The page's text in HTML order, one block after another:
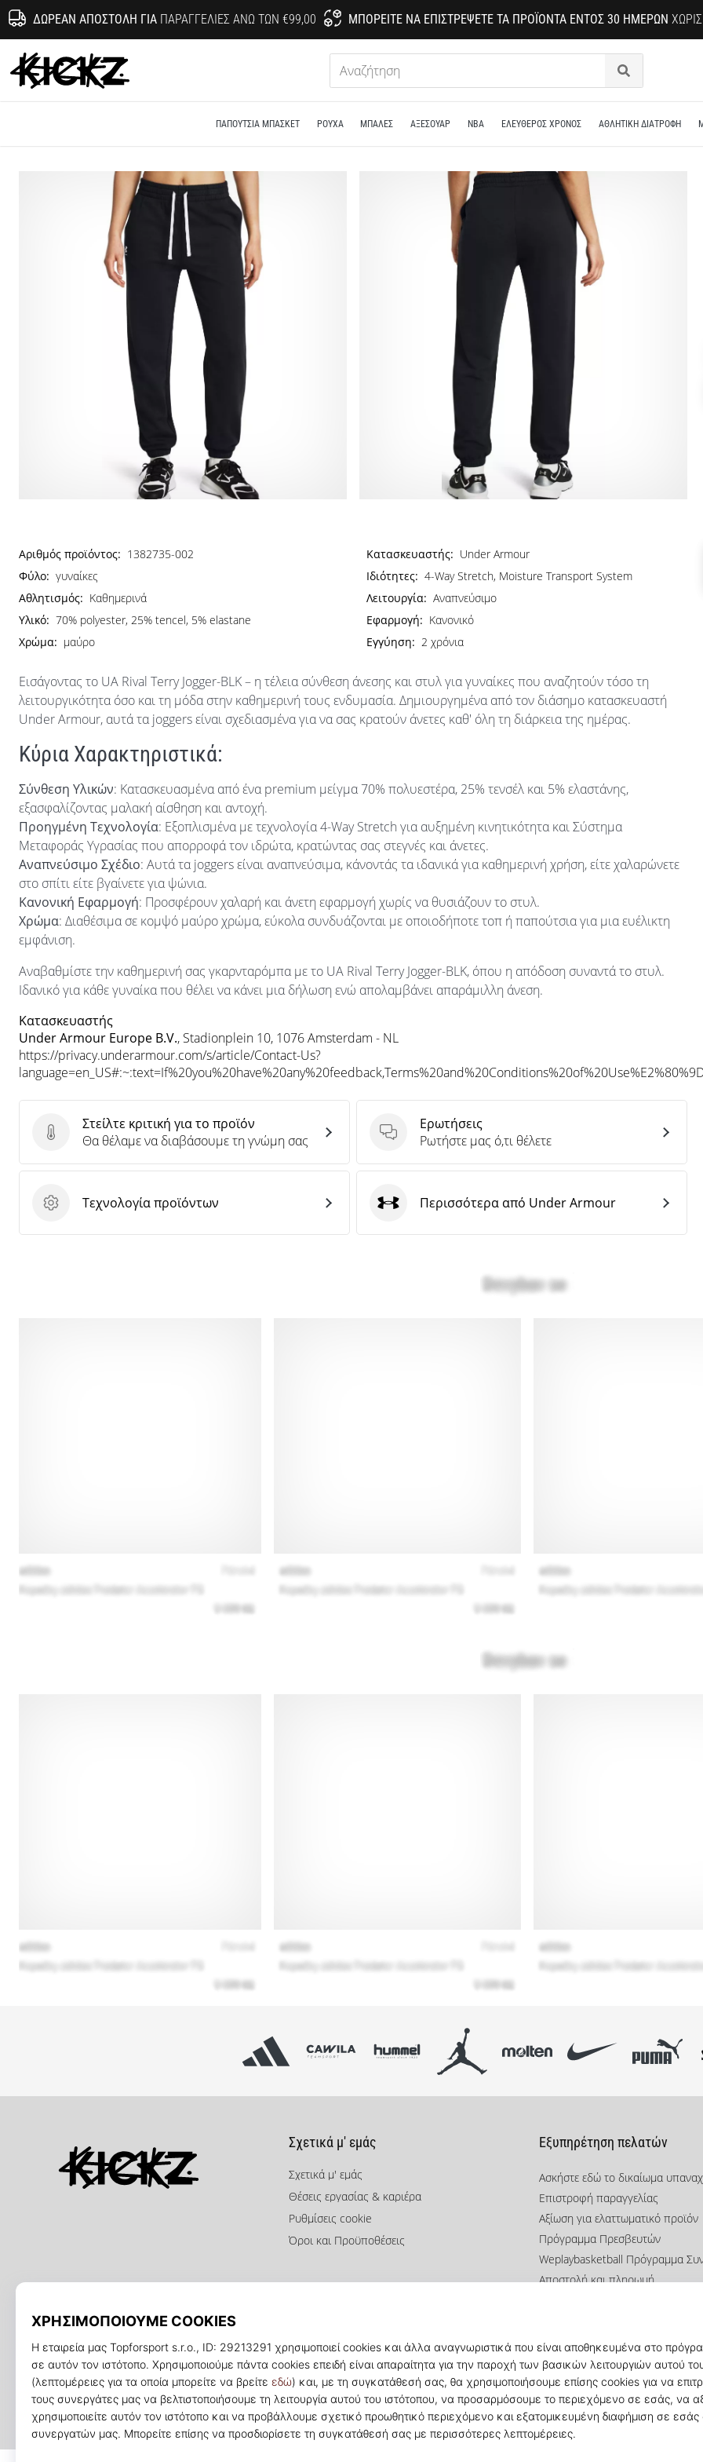
ΔΩΡΕΆΝ ΑΠΟΣΤΟΛΉ ΓΙΑΠΑΡΑΓΓΕΛΊΕΣ ΆΝΩ ΤΩΝ €99,00 ΜΠΟΡΕΊΤΕ ΝΑ ΕΠΙΣΤΡΈΨΕΤΕ ΤΑ ΠΡΟΪΌΝΤΑ ΕΝΤΌΣ 30 ΗΜΕΡΏΝ
KICKZ.gr
Αναζήτηση
ΠΑΠΟΎΤΣΙΑ ΜΠΆΣΚΕΤ ΡΟΎΧΑ ΜΠΑΛΕΣ ΑΞΕΣΟΥΑΡ NBA ΕΛΕΥΘΕΡΟΣ ΧΡΟΝΟΣ ΑΘΛΗΤΙΚΗ ΔΙΑΤΡΟΦΗ
Αριθμός προϊόντος: 1382735-002 Κατασκευαστής: Under Armour
Φύλο: γυναίκες Ιδιότητες: 4-Way Stretch, Moisture Transport System
Αθλητισμός: Καθημερινά Λειτουργία: Αναπνεύσιμο
Υλικό: 70% polyester, 25% tencel, 5% elastane Εφαρμογή: Κανονικό
Χρώμα: μαύρο Εγγύηση: 2 χρόνια
Εισάγοντας το UA Rival Terry Jogger-BLK – η τέλεια σύνθεση άνεσης και στυλ για γυναίκες που αναζητούν τόσο τη
λειτουργικότητα όσο και τη μόδα στην καθημερινή τους ενδυμασία. Δημιουργημένα από τον διάσημο κατασκευαστή
Under Armour, αυτά τα joggers είναι σχεδιασμένα για να σας κρατούν άνετες καθ' όλη τη διάρκεια της ημέρας.
Κύρια Χαρακτηριστικά:
Σύνθεση Υλικών: Κατασκευασμένα από ένα premium μείγμα 70% πολυεστέρα, 25% τενσέλ και 5% ελαστάνης,
εξασφαλίζοντας μαλακή αίσθηση και αντοχή.
Προηγμένη Τεχνολογία: Εξοπλισμένα με τεχνολογία 4-Way Stretch για αυξημένη κινητικότητα και Σύστημα
Μεταφοράς Υγρασίας που απορροφά τον ιδρώτα, κρατώντας σας στεγνές και άνετες.
Αναπνεύσιμο Σχέδιο: Αυτά τα joggers είναι αναπνεύσιμα, κάνοντάς τα ιδανικά για καθημερινή χρήση, είτε χαλαρώνετε
στο σπίτι είτε βγαίνετε για ψώνια.
Κανονική Εφαρμογή: Προσφέρουν χαλαρή και άνετη εφαρμογή χωρίς να θυσιάζουν το στυλ.
Χρώμα: Διαθέσιμα σε κομψό μαύρο χρώμα, εύκολα συνδυάζονται με οποιοδήποτε τοπ ή παπούτσια για μια ευέλικτη
εμφάνιση.
Αναβαθμίστε την καθημερινή σας γκαρνταρόμπα με το UA Rival Terry Jogger-BLK, όπου η απόδοση συναντά το στυλ.
Ιδανικό για κάθε γυναίκα που θέλει να κάνει μια δήλωση ενώ απολαμβάνει απαράμιλλη άνεση.
Κατασκευαστής
Under Armour Europe B.V., Stadionplein 10, 1076 Amsterdam - NL
https://privacy.underarmour.com/s/article/Contact-Us?
Στείλτε κριτική για το προϊόν
Στείλτε κριτική για το προϊόν
Θα θέλαμε να διαβάσουμε τη γνώμη σας
Ερωτήσεις
Ερωτήσεις
Ρωτήστε μας ό,τι θέλετε
Τεχνολογία προϊόντων
Τεχνολογία προϊόντων Under Armour
Περισσότερα από Under Armour
Σχετικά μ' εμάς
Σχετικά μ' εμάς
Θέσεις εργασίας & καριέρα
Ρυθμίσεις cookie
Όροι και Προϋποθέσεις
Εξυπηρέτηση πελατών
Ασκήστε εδώ το δικαίωμα
Επιστροφή παραγγελίας
Αξίωση για ελαττωματικό προϊόν
Πρόγραμμα Πρεσβευτών
Weplaybasketball Πρόγραμμα
Αποστολή και πληρωμή
Συχνές ερωτήσεις
Πολιτική απορρήτου
© 2010 – 2026 KICKZ.gr